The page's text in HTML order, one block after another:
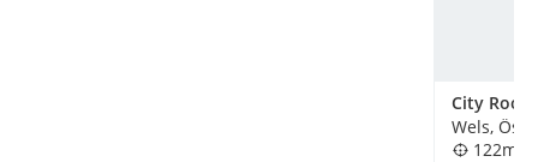
City
Wels,
122m